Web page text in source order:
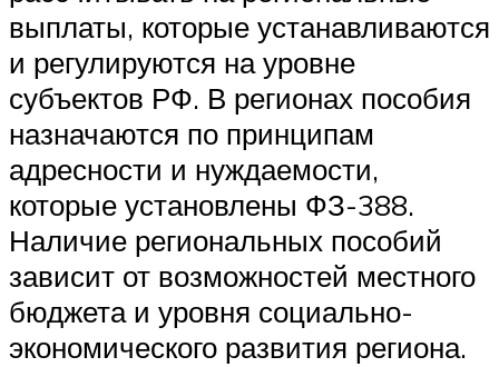
выплаты, которые устанавливаются
и регулируются на уровне
субъектов РФ. В регионах пособия
назначаются по принципам
адресности и нуждаемости,
которые установлены ФЗ-388.
Наличие региональных пособий
зависит от возможностей местного
бюджета и уровня социально-
экономического развития региона.